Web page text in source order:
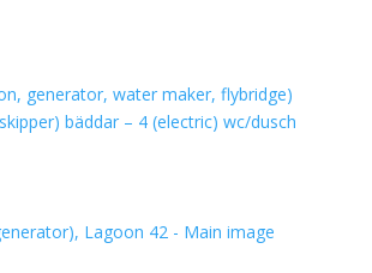
generator, water maker, flybridge)
bäddar – 4 (electric) wc/dusch